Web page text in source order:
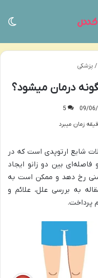
/ پزشکی
درمان میشود؟
5
شایع ارتوپدی است که در
بین دو زانو ایجاد
رخ دهد و ممکن است به
به بررسی علل، علائم و
پرداخت.